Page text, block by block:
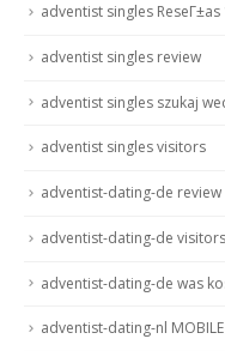
adventist singles ReseГ±as
adventist singles review
adventist singles szukaj
adventist singles visitors
adventist-dating-de review
adventist-dating-de visitors
adventist-dating-de was
adventist-dating-nl MOBILE